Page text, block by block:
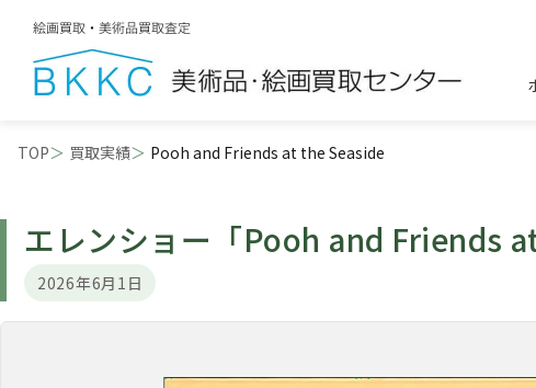
TOP 買取実績 Pooh and Friends at the Seaside
エレンショー 「Pooh and Friends
2026年6月1日